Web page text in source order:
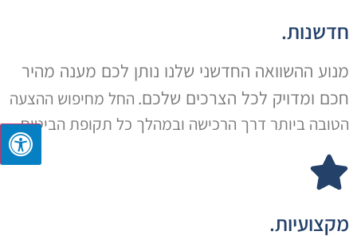
חדשנות.
מנוע ההשוואה החדשני שלנו נותן לכם מענה מהיר
חכם ומדויק לכל הצרכים שלכם. החל מחיפוש ההצעה
הטובה ביותר דרך הרכישה ובמהלך כל תקופת הביטוח.
מקצועיות.